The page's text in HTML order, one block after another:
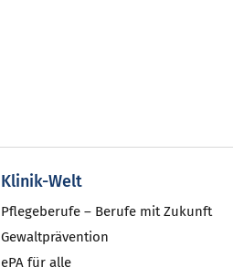
Klinik-Welt
Pflegeberufe – Berufe mit Zukunft
Gewaltprävention
ePA für alle